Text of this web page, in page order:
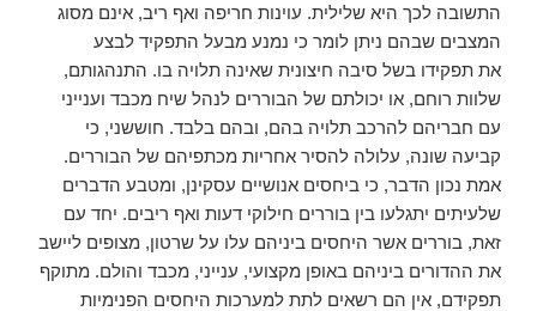
התשובה לכך היא שלילית. עוינות חריפה ואף ריב, אינם מסוג
המצבים שבהם ניתן לומר כי נמנע מבעל התפקיד לבצע
את תפקידו בשל סיבה חיצונית שאינה תלויה בו. התנהגותם,
שלוות רוחם, או יכולתם של הבוררים לנהל שיח מכבד וענייני
עם חבריהם להרכב תלויה בהם, ובהם בלבד. חוששני, כי
קביעה שונה, עלולה להסיר אחריות מכתפיהם של הבוררים.
אמת נכון הדבר, כי ביחסים אנושיים עסקינן, ומטבע הדברים
שלעיתים יתגלעו בין בוררים חילוקי דעות ואף ריבים. יחד עם
זאת, בוררים אשר היחסים ביניהם עלו על שרטון, מצופים ליישב
את ההדורים ביניהם באופן מקצועי, ענייני, מכבד והולם. מתוקף
תפקידם, אין הם רשאים לתת למערכות היחסים הפנימיות